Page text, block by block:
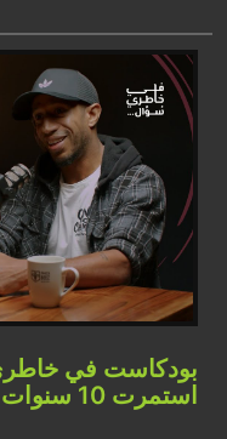
بودكاست في
استمرت 10 سنوات | بدر الدوسري